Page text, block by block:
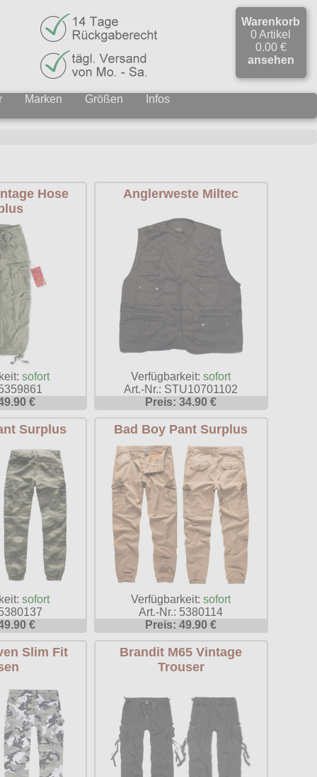
Warenkorb
0 Artikel
0.00 €
ansehen
Marken Größen Infos
Hose
sofort
€
Anglerweste Miltec
Verfügbarkeit:sofort
Art.-Nr.: STU10701102
Preis: 34.90 €
Surplus
sofort
€
Bad Boy Pant Surplus
Verfügbarkeit:sofort
Art.-Nr.: 5380114
Preis: 49.90 €
Slim Fit
Brandit M65 Vintage
Trouser